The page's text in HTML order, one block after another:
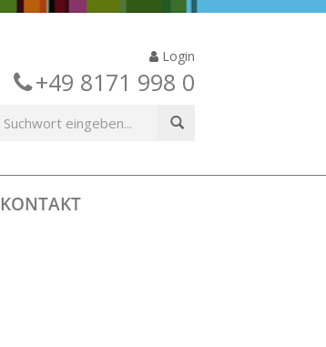
Login
+49 8171 998 0
KONTAKT